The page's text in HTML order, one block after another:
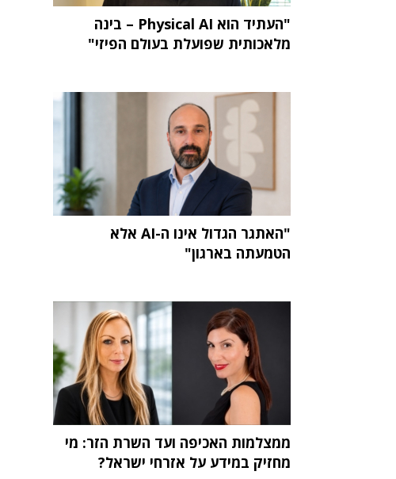
"העתיד הוא Physical AI – בינה
מלאכותית שפועלת בעולם הפיזי"
"האתגר הגדול אינו ה-AI אלא
הטמעתה בארגון"
ממצלמות האכיפה ועד השרת הזר: מי
מחזיק במידע על אזרחי ישראל?